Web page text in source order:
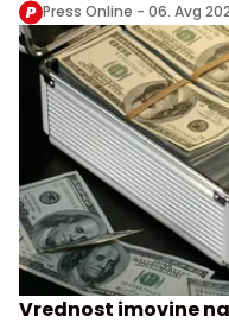
Press Online - 06. Avg
Vrednost imovine